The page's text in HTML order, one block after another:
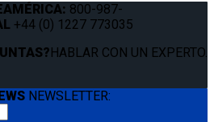
800-987-
+44 (0) 1227 773035
HABLAR CON UN EXPERTO.
NEWSLETTER: